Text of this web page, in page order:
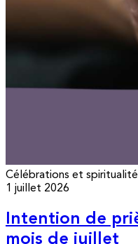
Célébrations et spiritualité
1 juillet 2026
Intention de
mois de juillet